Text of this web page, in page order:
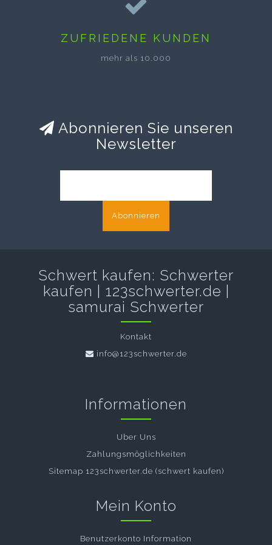
ZUFRIEDENE KUNDEN
mehr als 10.000
Abonnieren Sie unseren
Newsletter
Abonnieren
Schwert kaufen: Schwerter
kaufen | 123schwerter.de |
samurai Schwerter
Kontakt
info@123schwerter.de
Informationen
Uber Uns
Zahlungsmöglichkeiten
Sitemap 123schwerter.de (schwert kaufen)
Mein Konto
Benutzerkonto Information